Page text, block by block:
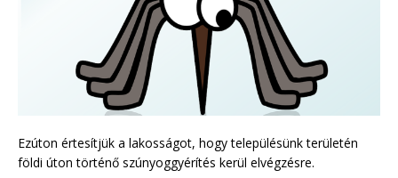
Ezúton értesítjük a lakosságot, hogy településünk területén
földi úton történő szúnyoggyérítés kerül elvégzésre.